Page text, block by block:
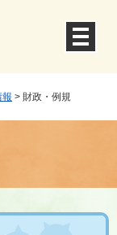
報 > 財政・例規